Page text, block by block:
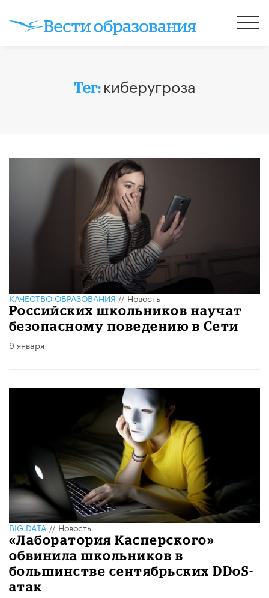
Тег: киберугроза
КАЧЕСТВО ОБРАЗОВАНИЯ//Новость
Российских школьников научат
безопасному поведению в Сети
9 января
BIG DATA//Новость
«Лаборатория Касперского»
обвинила школьников в
большинстве сентябрьских DDoS-
атак